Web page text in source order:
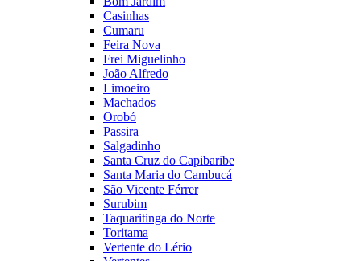
Casinhas
Cumaru
Feira Nova
Frei Miguelinho
João Alfredo
Limoeiro
Machados
Orobó
Passira
Salgadinho
Santa Cruz do Capibaribe
Santa Maria do Cambucá
São Vicente Férrer
Surubim
Taquaritinga do Norte
Toritama
Vertente do Lério